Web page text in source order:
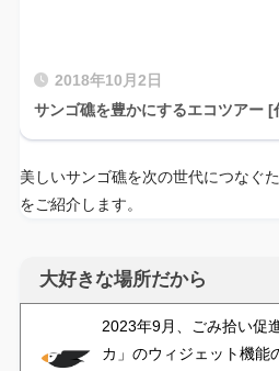
2018年10月2日
サンゴ礁を豊かにするエコツアー
美しいサンゴ礁を次の世代につなぐ
をご紹介します。
大好きな場所だから
2023年9月、ごみ拾い促
カ」のウィジェット機能